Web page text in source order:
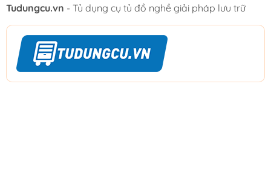
Tudungcu.vn - Tủ dụng cụ tủ đồ nghề giải pháp lưu trữ